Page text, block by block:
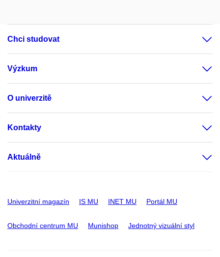
Chci studovat
Výzkum
O univerzitě
Kontakty
Aktuálně
Univerzitní magazín IS MU INET MU Portál MU
Obchodní centrum MU Munishop Jednotný vizuální styl